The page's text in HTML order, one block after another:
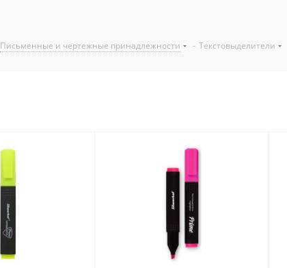
Письменные и чертежные принадлежности - Текстовыделители